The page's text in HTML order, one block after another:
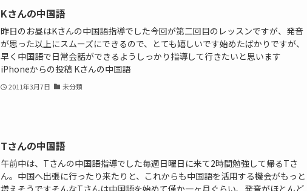
Kさんの中国語
昨日のお昼はKさんの中国語指導でした今回が第二回目のレッスンですが、発音
が思った以上にスムーズにできるので、とても嬉しいです始めたばかりですが、
早く中国語で日常会話ができるようしっかり指導して行きたいと思います
iPhoneからの投稿 Kさんの中国語
2011年3月7日 未分類
Tさんの中国語
午前中は、Tさんの中国語指導でした毎週日曜日に来て2時間勉強して帰るTさ
ん。中国へ出張に行ったり来たりと、これからも中国語を活用する機会がもっと